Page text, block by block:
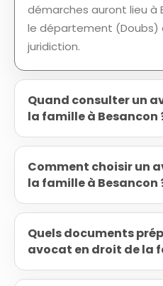
démarches auront lieu à
le département (Doubs)
juridiction.
Quand consulter un
la famille à Besancon
Comment choisir un
la famille à Besancon
Quels documents
avocat en droit de la